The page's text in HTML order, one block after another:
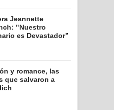
Jeannette
"Nuestro
es Devastador”
y romance, las
que salvaron a